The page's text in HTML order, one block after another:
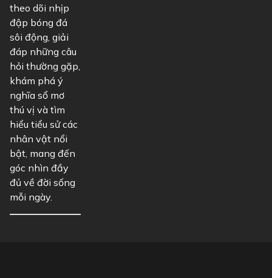
theo dõi nhịp
đập bóng đá
sôi động, giải
đáp những câu
hỏi thường gặp,
khám phá ý
nghĩa sổ mơ
thú vị và tìm
hiểu tiểu sử các
nhân vật nổi
bật, mang đến
góc nhìn đầy
đủ về đời sống
mỗi ngày.